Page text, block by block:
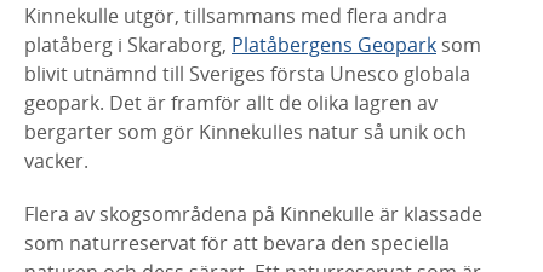
Kinnekulle utgör, tillsammans med flera andra
platåberg i Skaraborg, Platåbergens Geopark som
blivit utnämnd till Sveriges första Unesco globala
geopark. Det är framför allt de olika lagren av
bergarter som gör Kinnekulles natur så unik och
vacker.
Flera av skogsområdena på Kinnekulle är klassade
som naturreservat för att bevara den speciella